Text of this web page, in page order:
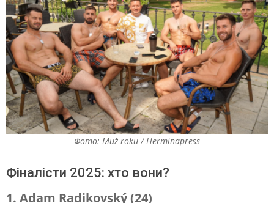
р
:
у
Ч
е
х
і
о
б
Фото: Muž roku / Herminapress
Фіналісти 2025: хто вони?
1. Adam Radikovský (24)